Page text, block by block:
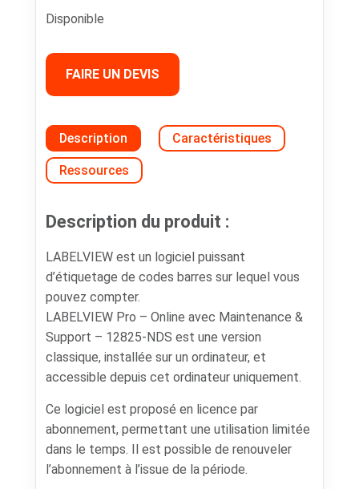
Disponible
FAIRE UN DEVIS
Description Caractéristiques
Ressources
Description du produit :
LABELVIEW est un logiciel puissant
d’étiquetage de codes barres sur lequel vous
pouvez compter.
LABELVIEW Pro – Online avec Maintenance &
Support – 12825-NDS est une version
classique, installée sur un ordinateur, et
accessible depuis cet ordinateur uniquement.
Ce logiciel est proposé en licence par
abonnement, permettant une utilisation limitée
dans le temps. Il est possible de renouveler
l’abonnement à l’issue de la période.